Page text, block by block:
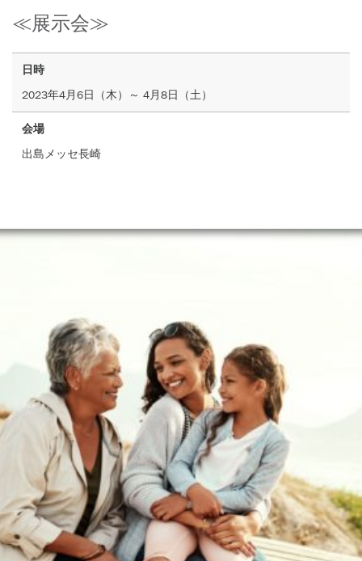
≪展示会≫
日時
2023年4月6日（木）～ 4月8日（土）
会場
出島メッセ長崎